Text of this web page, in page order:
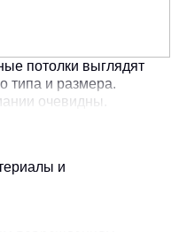
потолки выглядят
типа и размера.
очевидны.
и